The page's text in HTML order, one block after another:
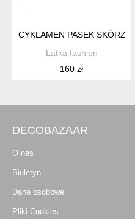
CYKLAMEN PASEK
Łatka fashion
160 zł
DECOBAZAAR
O nas
Biuletyn
Dane osobowe
Pliki Cookies